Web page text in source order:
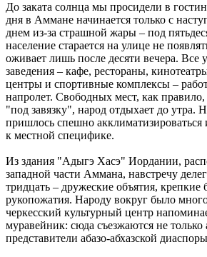
До заката солнца мы просидели в
дня в Аммане начинается только с
днем из-за страшной жары – под
население старается на улице не
оживает лишь после десяти вечера. Все
заведения – кафе, рестораны,
центры и спортивные комплексы –
напролет. Свободных мест, как правило,
"под завязку", народ отдыхает до утра.
пришлось спешно акклиматизироваться
к местной специфике.
Из здания "Адыгэ Хасэ" Иордании,
западной части Аммана, навстречу
тридцать – дружеские объятия, крепкие
рукопожатия. Народу вокруг было
черкесский культурный центр
муравейник: сюда съезжаются не
представители абазо-абхазской